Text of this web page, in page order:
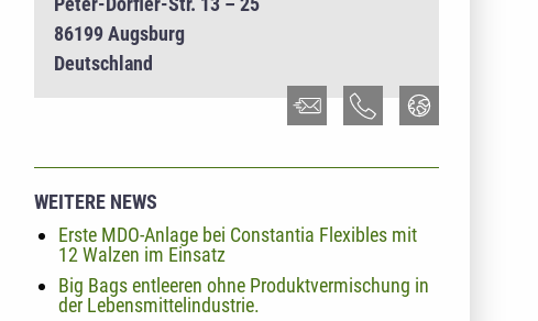
86199 Augsburg
Deutschland
WEITERE NEWS
Erste MDO-Anlage bei Constantia Flexibles mit
12 Walzen im Einsatz
Big Bags entleeren ohne Produktvermischung in
der Lebensmittelindustrie.